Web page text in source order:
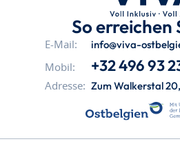
So erreichen
E-Mail: info@viva-
Mobil: +32 496 93
Adresse: Zum Walkerstal